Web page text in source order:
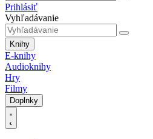
Prihlásiť
Vyhľadávanie
Knihy
E-knihy
Audioknihy
Hry
Filmy
Doplnky